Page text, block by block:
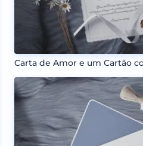
Carta de Amor e um Cartão